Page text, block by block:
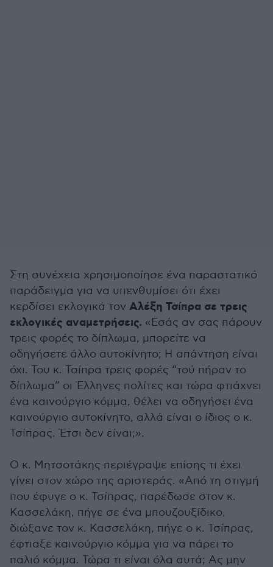
Στη συνέχεια χρησιμοποίησε ένα παραστατικό
παράδειγμα για να υπενθυμίσει ότι έχει
κερδίσει εκλογικά τον Αλέξη Τσίπρα σε τρεις
εκλογικές αναμετρήσεις. «Εσάς αν σας πάρουν
τρεις φορές το δίπλωμα, μπορείτε να
οδηγήσετε άλλο αυτοκίνητο; Η απάντηση είναι
όχι. Του κ. Τσίπρα τρεις φορές “τού πήραν το
δίπλωμα” οι Έλληνες πολίτες και τώρα φτιάχνει
ένα καινούργιο κόμμα, θέλει να οδηγήσει ένα
καινούργιο αυτοκίνητο, αλλά είναι ο ίδιος ο κ.
Τσίπρας. Έτσι δεν είναι;».
Ο κ. Μητσοτάκης περιέγραψε επίσης τι έχει
γίνει στον χώρο της αριστεράς. «Από τη στιγμή
που έφυγε ο κ. Τσίπρας, παρέδωσε στον κ.
Κασσελάκη, πήγε σε ένα μπουζουξίδικο,
διώξανε τον κ. Κασσελάκη, πήγε ο κ. Τσίπρας,
έφτιαξε καινούργιο κόμμα για να πάρει το
παλιό κόμμα. Τώρα τι είναι όλα αυτά; Ας μην